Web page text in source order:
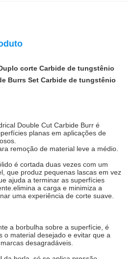
corte Carbide de tungstênio
Burrs Set Carbide de tungstênio
Double Cut Carbide Burr é
planas em aplicações de
remoção de material leve a médio.
é cortada duas vezes com um
que produz pequenas lascas em vez
ajuda a terminar as superfícies
a carga e minimiza a
uma experiência de corte suave.
a borbulha sobre a superfície, é
o material desejado e evitar que a
desagradáveis.